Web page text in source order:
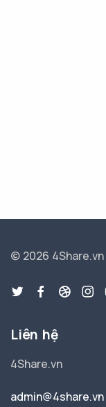
© 2026 4Share.vn
Liên hệ
4Share.vn
admin@4share.vn